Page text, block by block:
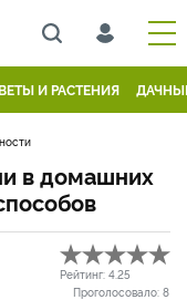
И РАСТЕНИЯ
в домашних
Рейтинг: 4.25
Проголосовало: 8